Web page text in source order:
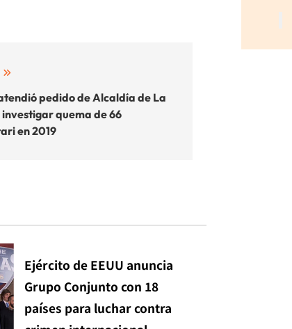
pedido de Alcaldía de La
quema de 66
en 2019
Ejército de EEUU anuncia
Grupo Conjunto con 18
países para luchar contra